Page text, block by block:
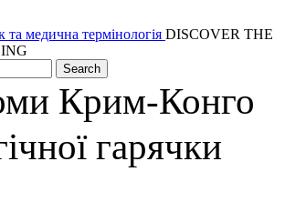
медична термінологія DISCOVER THE
Крим-Конго
гарячки